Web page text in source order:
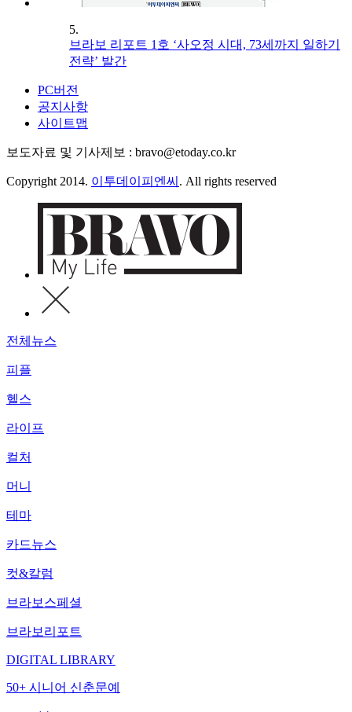
5.
브라보 리포트 1호 ‘사오정 시대, 73세까지 일하기
전략’ 발간
PC버전
공지사항
사이트맵
보도자료 및 기사제보 : bravo@etoday.co.kr
Copyright 2014. 이투데이피엔씨 . All rights reserved
전체뉴스
피플
헬스
라이프
컬처
머니
테마
카드뉴스
컷&칼럼
브라보스페셜
브라보리포트
DIGITAL LIBRARY
50+ 시니어 신춘문예